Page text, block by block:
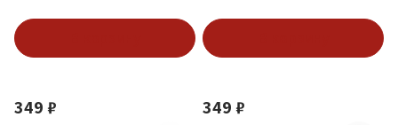
349 ₽ 349 ₽